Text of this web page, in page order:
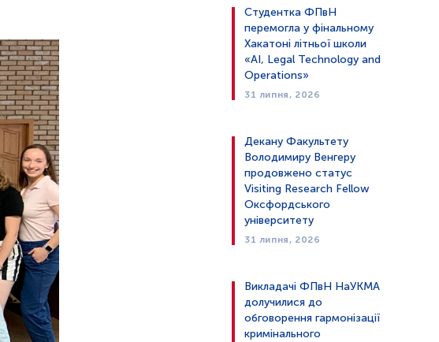
Студентка ФПвН
перемогла у фінальному
Хакатоні літньої школи
«AI, Legal Technology and
Operations»
31 липня, 2026
Декану Факультету
Володимиру Венгеру
продовжено статус
Visiting Research Fellow
Оксфордського
університету
31 липня, 2026
Викладачі ФПвН НаУКМА
долучилися до
обговорення гармонізації
кримінального